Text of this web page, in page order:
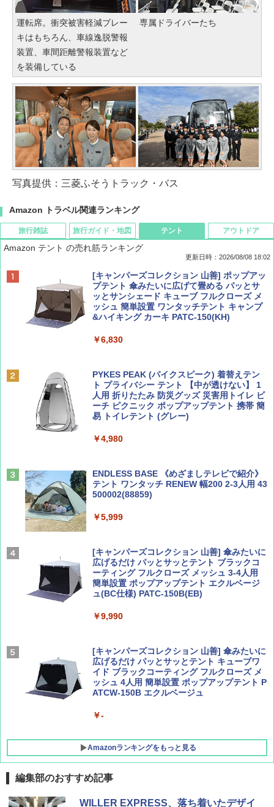
運転席。衝突被害軽減ブレー
キはもちろん、車線逸脱警報
装置、車間距離警報装置など
を装備している
専属ドライバーたち
写真提供：三菱ふそうトラック・バス
Amazon トラベル関連ランキング
旅行雑誌
BE-PAL(ビ-パル) 2026年 9 月号【特別付録:
SOTO ミニマル"旅"財布 ランダム2種】
￥1,500
￥713
AIRLINE（エアライン）2026年9月号【特
集】ボーイング110周年を祝して！
￥1,760
旅行ガイド・地図
D40 地球の歩き方 チェンマイ タイ北部の魅
力的な町 2026～2027 地球の歩き方D アジア
￥2,079
￥2,695
球の歩き方A ヨーロッパ
ァキア 2026～2027 地球の歩き方A ヨーロッ
￥2,277
新しい日本地理 地図・統計・移動から読み
解く (講談社現代新書)
￥1,540
テント
Amazon テント の売れ筋ランキング
更新日時：2026/08/08 18:02
[キャンパーズコレクション 山善] ポップアッ
プテント 傘みたいに広げて畳める パッとサ
ッとサンシェード キューブ フルクローズ メ
ッシュ 簡単設置 ワンタッチテント キャンプ
&ハイキング カーキ PATC-150(KH)
￥6,830
PYKES PEAK (パイクスピーク) 着替えテン
ト プライバシー テント 【中が透けない】 1
人用 折りたたみ 防災グッズ 災害用トイレ ビ
ーチ ピクニック ポップアップテント 携帯 簡
易 トイレテント (グレー)
￥4,980
ENDLESS BASE 《めざましテレビで紹介》
テント ワンタッチ RENEW 幅200 2-3人用 43
500002(88859)
￥5,999
[キャンパーズコレクション 山善] 傘みたいに
広げるだけ パッとサッとテント ブラックコ
ーティング フルクローズ メッシュ 3-4人用
簡単設置 ポップアップテント エクルベージ
ュ(BC仕様) PATC-150B(EB)
￥9,990
[キャンパーズコレクション 山善] 傘みたいに
広げるだけ パッとサッとテント キューブワ
イド ブラックコーティング フルクローズ メ
ッシュ 4人用 簡単設置 ポップアップテント P
ATCW-150B エクルベージュ
￥-
Amazonランキングをもっと見る
アウトドア
熊撃退スプレー 熊よけスプレー 熊スプレー
編集部のおすすめ記事
WILLER EXPRESS、落ち着いたデザイ